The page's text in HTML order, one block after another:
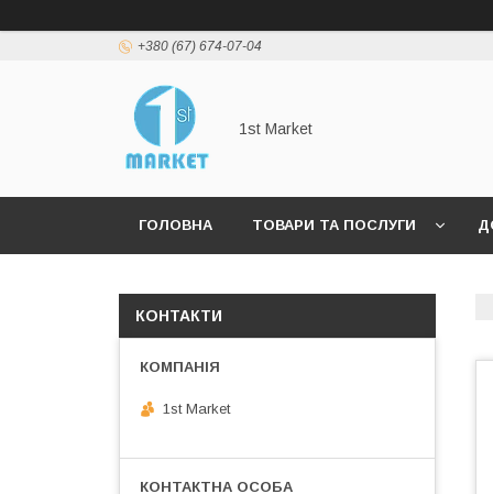
+380 (67) 674-07-04
1st Market
ГОЛОВНА ТОВАРИ ТА ПОСЛУГИ
КОНТАКТИ
1st Market